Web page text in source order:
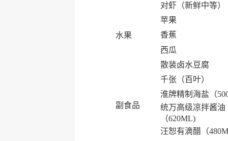
对虾（新鲜中等）
水果
苹果
香蕉
西瓜
副食品
散装卤水豆腐
千张（百叶）
淮牌精制海盐（
统万高级凉拌酱油
（620ML)
汪恕有滴醋（